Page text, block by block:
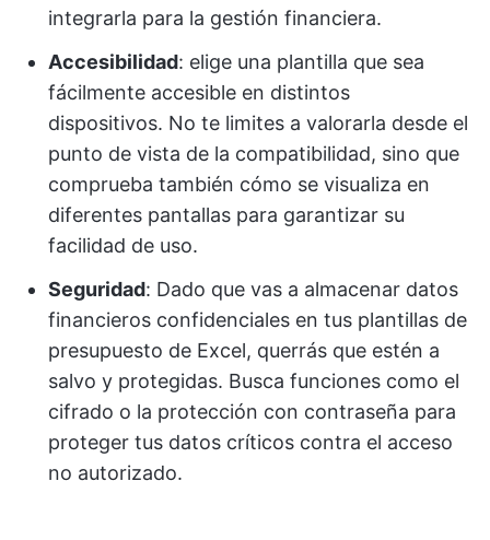
integrarla para la gestión financiera.
Accesibilidad: elige una plantilla que sea
fácilmente accesible en distintos
dispositivos. No te limites a valorarla desde el
punto de vista de la compatibilidad, sino que
comprueba también cómo se visualiza en
diferentes pantallas para garantizar su
facilidad de uso.
Seguridad: Dado que vas a almacenar datos
financieros confidenciales en tus plantillas de
presupuesto de Excel, querrás que estén a
salvo y protegidas. Busca funciones como el
cifrado o la protección con contraseña para
proteger tus datos críticos contra el acceso
no autorizado.